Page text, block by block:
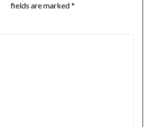
fields are marked*